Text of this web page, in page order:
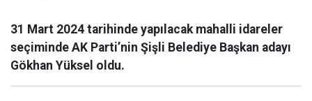
31 Mart 2024 tarihinde yapılacak mahalli idareler
seçiminde AK Parti’nin Şişli Belediye Başkan adayı
Gökhan Yüksel oldu.